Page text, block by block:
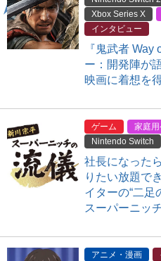
Xbox Series X
インタビュー
『鬼武者 Way
ー：開発陣が
映画に着想を
ゲーム 家庭
Nintendo Switch
社長になった
りたい放題で
イターの“二足
スーパーニッ
アニメ・漫画